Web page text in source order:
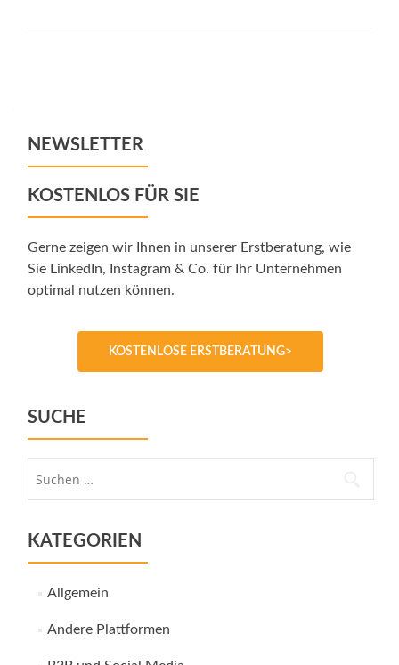
NEWSLETTER
KOSTENLOS FÜR SIE
Gerne zeigen wir Ihnen in unserer Erstberatung, wie
Sie LinkedIn, Instagram & Co. für Ihr Unternehmen
optimal nutzen können.
KOSTENLOSE ERSTBERATUNG>
SUCHE
KATEGORIEN
Allgemein
Andere Plattformen